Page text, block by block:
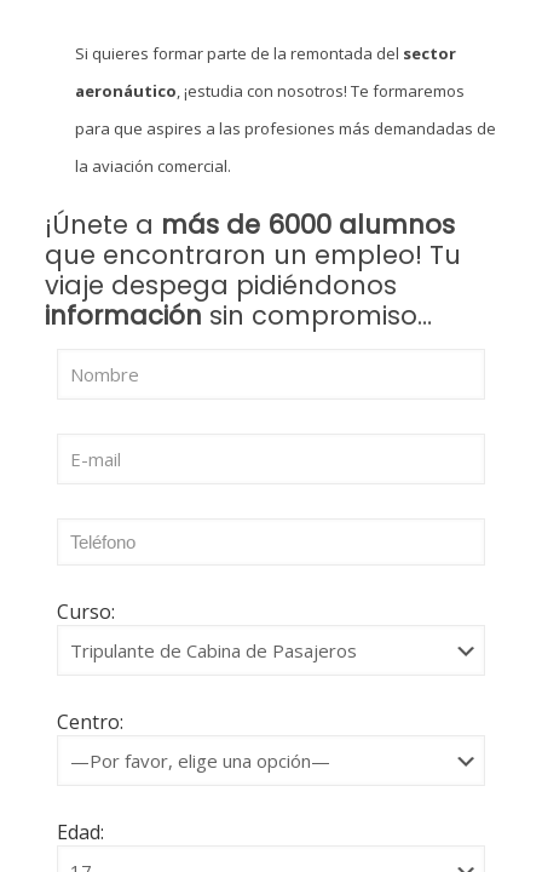
Si quieres formar parte de la remontada del sector
aeronáutico, ¡estudia con nosotros! Te formaremos
para que aspires a las profesiones más demandadas de
la aviación comercial.
¡Únete a más de 6000 alumnos
que encontraron un empleo! Tu
viaje despega pidiéndonos
información sin compromiso…
Curso:
Centro:
Edad: